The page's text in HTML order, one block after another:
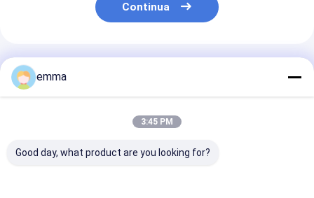
Continua
Prodotti Raccomandati
emma
3:45 PM
Good day, what product are you looking for?